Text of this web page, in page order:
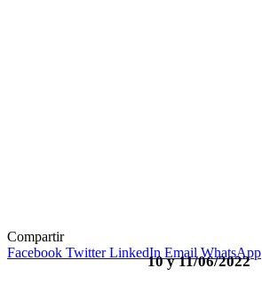
Compartir
Facebook Twitter LinkedIn Email WhatsApp
10 y 11/06/2022